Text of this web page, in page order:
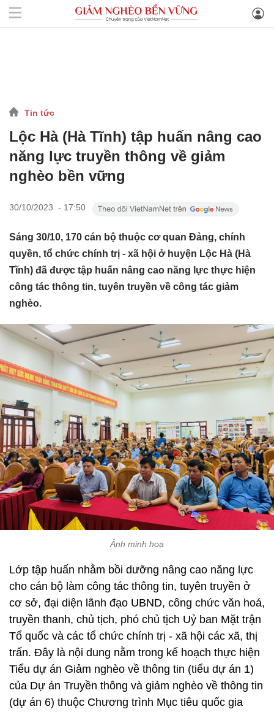
Tin tức
Lộc Hà (Hà Tĩnh) tập huấn nâng cao
năng lực truyền thông về giảm
nghèo bền vững
30/10/2023 - 17:50
Sáng 30/10, 170 cán bộ thuộc cơ quan Đảng, chính
quyền, tổ chức chính trị - xã hội ở huyện Lộc Hà (Hà
Tĩnh) đã được tập huấn nâng cao năng lực thực hiện
công tác thông tin, tuyên truyền về công tác giảm
nghèo.
Ảnh minh hoạ
Lớp tập huấn nhằm bồi dưỡng nâng cao năng lực
cho cán bộ làm công tác thông tin, tuyên truyền ở
cơ sở, đại diện lãnh đạo UBND, công chức văn hoá,
truyền thanh, chủ tịch, phó chủ tịch Uỷ ban Mặt trận
Tổ quốc và các tổ chức chính trị - xã hội các xã, thị
trấn. Đây là nội dung nằm trong kế hoạch thực hiện
Tiểu dự án Giảm nghèo về thông tin (tiểu dự án 1)
của Dự án Truyền thông và giảm nghèo về thông tin
(dự án 6) thuộc Chương trình Mục tiêu quốc gia